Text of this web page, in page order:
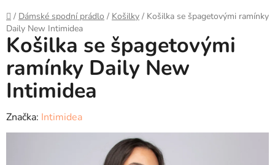
Domů
/ Dámské spodní prádlo / Košilky / Košilka se špagetovými ramínky
Daily New Intimidea
Košilka se špagetovými
ramínky Daily New
Intimidea
Značka: Intimidea